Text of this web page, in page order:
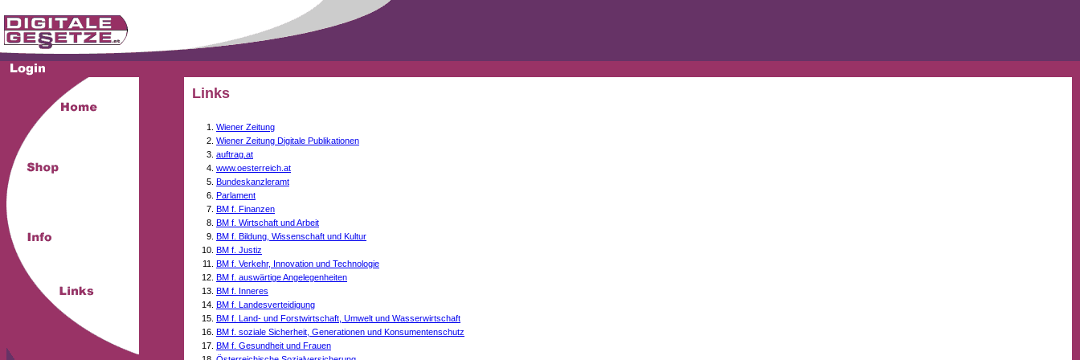
Links
Wiener Zeitung
Wiener Zeitung Digitale Publikationen
auftrag.at
www.oesterreich.at
Bundeskanzleramt
Parlament
BM f. Finanzen
BM f. Wirtschaft und Arbeit
BM f. Bildung, Wissenschaft und Kultur
BM f. Justiz
BM f. Verkehr, Innovation und Technologie
BM f. auswärtige Angelegenheiten
BM f. Inneres
BM f. Landesverteidigung
BM f. Land- und Forstwirtschaft, Umwelt und Wasserwirtschaft
BM f. soziale Sicherheit, Generationen und Konsumentenschutz
BM f. Gesundheit und Frauen